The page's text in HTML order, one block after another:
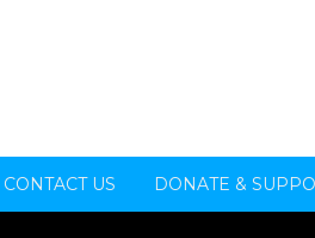
CONTACT US DONATE &